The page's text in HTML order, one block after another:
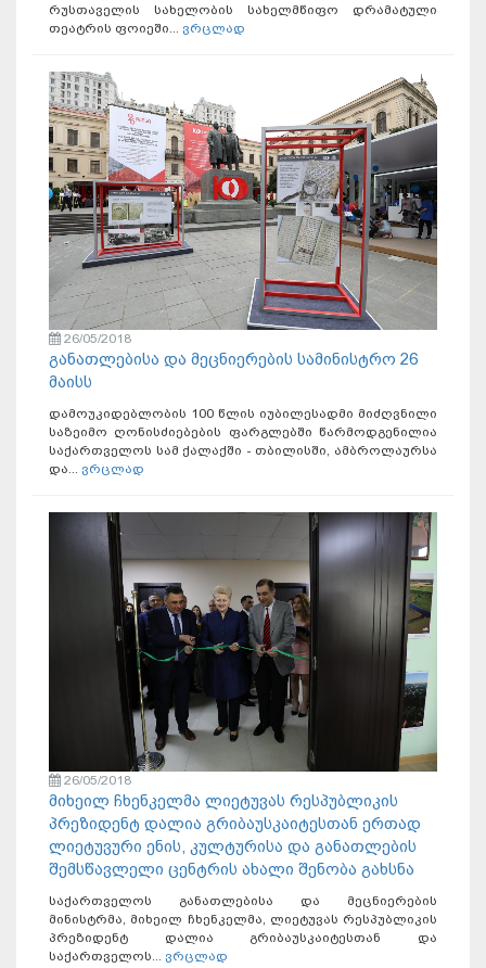
რუსთაველის სახელობის სახელმწიფო დრამატული
თეატრის ფოიეში... ვრცლად
26/05/2018
განათლებისა და მეცნიერების სამინისტრო 26
მაისს
დამოუკიდებლობის 100 წლის იუბილესადმი მიძღვნილი
საზეიმო ღონისძიებების ფარგლებში წარმოდგენილია
საქართველოს სამ ქალაქში - თბილისში, ამბროლაურსა
და... ვრცლად
26/05/2018
მიხეილ ჩხენკელმა ლიეტუვას რესპუბლიკის
პრეზიდენტ დალია გრიბაუსკაიტესთან ერთად
ლიეტუვური ენის, კულტურისა და განათლების
შემსწავლელი ცენტრის ახალი შენობა გახსნა
საქართველოს განათლებისა და მეცნიერების
მინისტრმა, მიხეილ ჩხენკელმა, ლიეტუვას რესპუბლიკის
პრეზიდენტ დალია გრიბაუსკაიტესთან და
საქართველოს... ვრცლად